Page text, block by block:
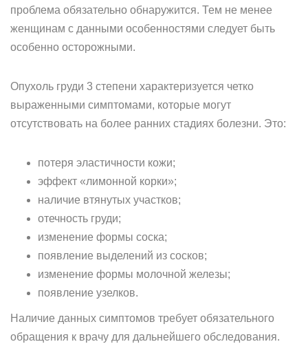
проблема обязательно обнаружится. Тем не менее
женщинам с данными особенностями следует быть
особенно осторожными.
Опухоль груди 3 степени характеризуется четко
выраженными симптомами, которые могут
отсутствовать на более ранних стадиях болезни. Это:
потеря эластичности кожи;
эффект «лимонной корки»;
наличие втянутых участков;
отечность груди;
изменение формы соска;
появление выделений из сосков;
изменение формы молочной железы;
появление узелков.
Наличие данных симптомов требует обязательного
обращения к врачу для дальнейшего обследования.